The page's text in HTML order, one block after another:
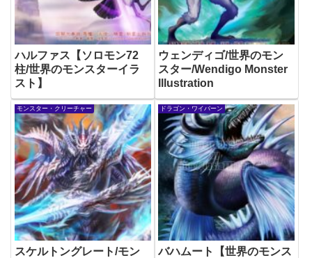
ハルファス【ソロモン72
柱/世界のモンスターイラ
スト】
ウェンディゴ/世界のモン
スター/Wendigo Monster
Illustration
モンスター・クリーチャー
スケルトングレート/モン
ドラゴン・ワイバーン
バハムート【世界のモンス